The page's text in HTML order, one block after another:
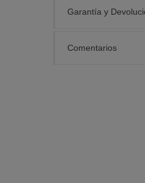
Garantía y
Comentarios